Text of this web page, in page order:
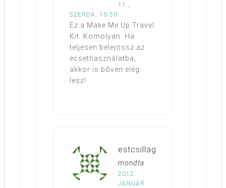
11.,
SZERDA, 10:50
Ez a Make Me Up Travel
Kit. Komolyan. Ha
teljesen belejössz az
ecsethasználatba,
akkor is bőven elég
lesz!
estcsillag
mondta
2012.
JANUÁR